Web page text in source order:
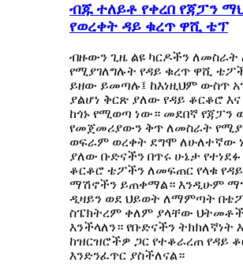
ብጁ ተለይቶ የቀረበ የጃፓን
የወረቀት ዳይ ቁረጥ ዋሺ ቴፕ
ብዙውን ጊዜ ልዩ ካርዶችን
የሚያገለግሉት የዳይ ቁረጥ ዋሺ
ይዘው ይመጣሉ፤ ከእነዚህም ውስጥ
ያልሆነ ቅርጽ ያለው የዳይ ቆርቆሮ
ከጎኑ የሚወጣ ነው። መደበኛ የጃፓን
የመጀመሪያውን ቅጥ ለመስራት
ወፍራም ወረቀት ደግሞ ለሁለተኛው
ያለው ቡድናችን በጥሩ ሁኔታ የተነደፉ
ቆርቆሮ ቴፖችን ለመፍጠር የላቁ
ማሽኖችን ይጠቀማል። እንዲሁም
ዲዛይን ወደ ህይወት ለማምጣት
ስፔክትረም ቀለም ያላቸው
እንችላለን። የቡድናችን ትክክለኛነት
ከዝርዝሮችዎ ጋር የተቆራረጠ የዳይ
እንድንፈጥር ያስችለናል።